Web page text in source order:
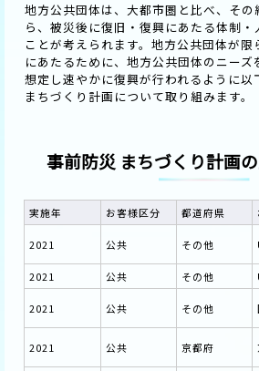
地方公共団体は、大都市圏と比べ、そ
ら、被災後に復旧・復興にあたる体制
ことが考えられます。地方公共団体が
にあたるために、地方公共団体のニーズ
想定し速やかに復興が行われるように以
まちづくり計画について取り組みます。
事前防災 まちづくり計画
実施年 お客様区分 都道府県
2021 公共 その他
2021
公共 その他
2021 公共 その他
2021 公共 京都府